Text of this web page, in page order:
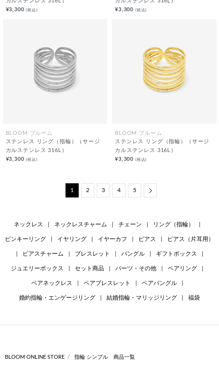
カルステンレス 316L）
¥3,300(税込)
カルステンレス 316L）
¥3,300 (税込)
BLOOM ブルーム
ステンレス リング（指輪）（サージ
カルステンレス 316L）
¥3,300(税込)
BLOOM ブルーム
ステンレス リング（指輪）（サージ
カルステンレス 316L）
¥3,300 (税込)
1 2 3 4 5
ネックレス ネックレスチャーム チェーン リング（指輪）
ピンキーリング イヤリング イヤーカフ ピアス ピアス（片耳用）
ピアスチャーム ブレスレット バングル ギフトボックス
ジュエリーボックス セット商品 パーツ・その他 ペアリング
ペアネックレス ペアブレスレット ペアバングル
婚約指輪・エンゲージリング 結婚指輪・マリッジリング 福袋
BLOOM ONLINE STORE 指輪 シンプル 商品一覧